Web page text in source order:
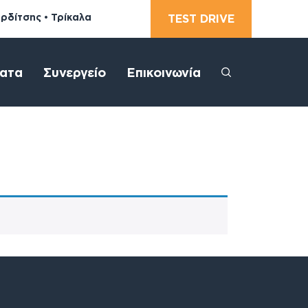
• Τρίκαλα TEST DRIVE
Συνεργείο Επικοινωνία